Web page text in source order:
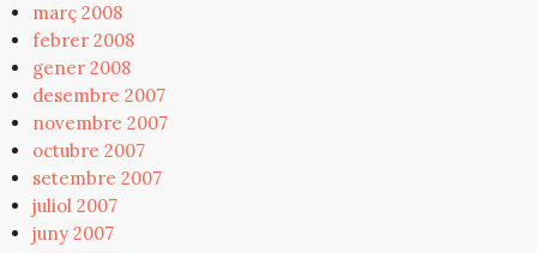
març 2008
febrer 2008
gener 2008
desembre 2007
novembre 2007
octubre 2007
setembre 2007
juliol 2007
juny 2007